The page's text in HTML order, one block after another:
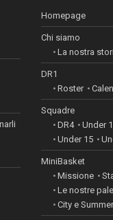
Homepage
Chi siamo
La nostra
DR1
Roster
Squadre
DR4
Under
Under 15
MiniBasket
Missione
Le nostre
City e